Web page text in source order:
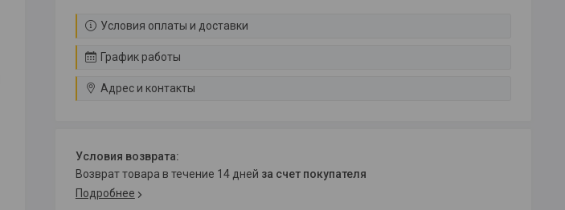
Условия оплаты и доставки
График работы
Адрес и контакты
возврат товара в течение 14 дней за счет покупателя
Подробнее